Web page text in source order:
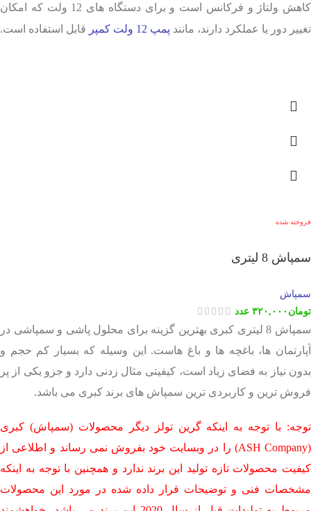
کاهش ولتاژ و فرکانس است و برای دستگاه های 12 ولت که امکان
تغییر دور یا عملکرد دارند، مانند پمپ 12 ولت کمپر قابل استفاده است.
فروخته شده
سمپاش 8 لیتری
سمپاش
تومان ۳۲۰,۰۰۰ عدد
سمپاش 8 لیتری کبری بهترین گزینه برای محلول پاشی و سمپاشی در
آپارتمان ها، باغچه ها و باغ هاست. این وسیله که بسیار کم حجم و
بدون نیاز به فضای زیاد است، کیفیتی مثال زدنی دارد و جزو یکی از پر
فروش ترین و کاربردی ترین سمپاش های برند کبری می باشد.
توجه: با توجه به اینکه گرین تولز دیگر محصولات (سمپاش) کبری
(ASH Company) را در وبسایت خود بفروش نمی رساند و اطلاعی از
کیفیت محصولات تازه تولید این برند ندارد و همچنین با توجه به اینکه
مشخصات فنی و توضیحات قرار داده شده در مورد این محصولات